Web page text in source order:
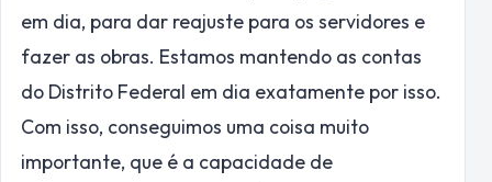
em dia, para dar reajuste para os servidores e
fazer as obras. Estamos mantendo as contas
do Distrito Federal em dia exatamente por isso.
Com isso, conseguimos uma coisa muito
importante, que é a capacidade de